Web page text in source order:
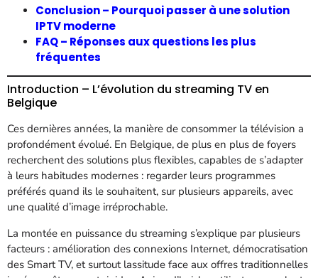
Conclusion – Pourquoi passer à une solution
IPTV moderne
FAQ – Réponses aux questions les plus
fréquentes
Introduction – L’évolution du streaming TV en
Belgique
Ces dernières années, la manière de consommer la télévision a
profondément évolué. En Belgique, de plus en plus de foyers
recherchent des solutions plus flexibles, capables de s’adapter
à leurs habitudes modernes : regarder leurs programmes
préférés quand ils le souhaitent, sur plusieurs appareils, avec
une qualité d’image irréprochable.
La montée en puissance du streaming s’explique par plusieurs
facteurs : amélioration des connexions Internet, démocratisation
des Smart TV, et surtout lassitude face aux offres traditionnelles